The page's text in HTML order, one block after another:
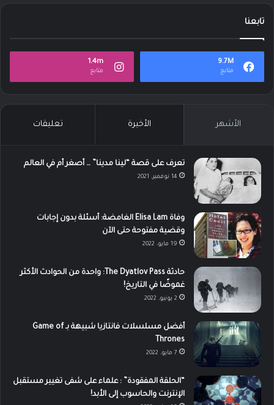
تابعنا
9.7M
متابع
1.4m
متابع
الأشهر الأخيرة تعليقات
تعرف على قصة “لينا مدينا” … أصغر أم في العالم
14 نوفمبر، 2021
وفاة Elisa Lam الغامضة: أسئلة بدون إجابات
وقضية مفتوحة حتى الآن
19 مايو، 2022
حادثة The Dyatlov Pass: واحدة من الحوادث الأكثر
غموضًا في التاريخ!
2 يونيو، 2022
أفضل مسلسلات فانتازيا شبيهة بـ Game of
Thrones
7 مايو، 2022
“الحلقة المفقودة” : علماء على شفى تغيير مستقبل
الإنترنت والحاسوب إلى الأبد!